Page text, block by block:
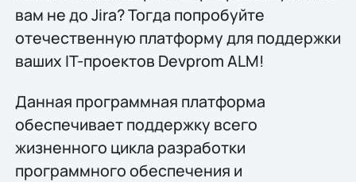
вам не до Jira? Тогда попробуйте
отечественную платформу для поддержки
ваших IT-проектов Devprom ALM!
Данная программная платформа
обеспечивает поддержку всего
жизненного цикла разработки
программного обеспечения и